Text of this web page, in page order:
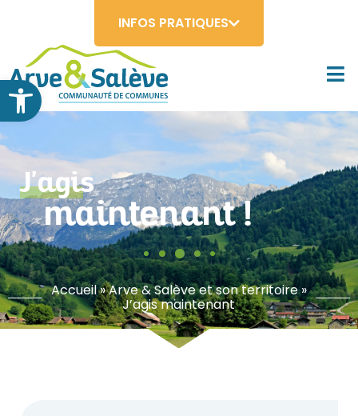
Ouvrir la barre d’outils
INFOS PRATIQUES
J'agis
maintenant !
Accueil»Arve & Salève et son territoire»
J’agis maintenant